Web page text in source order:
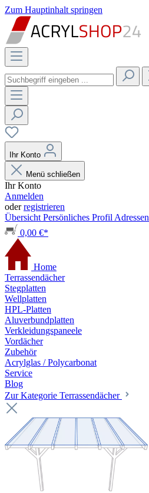
Zum Hauptinhalt springen
Ihr Konto
Menü schließen
Ihr Konto
Anmelden
oderregistrieren
Übersicht Persönliches Profil Adressen
0,00 €*
Home
Terrassendächer
Stegplatten
Wellplatten
HPL-Platten
Aluverbundplatten
Verkleidungspaneele
Vordächer
Zubehör
Acrylglas / Polycarbonat
Service
Blog
Zur Kategorie Terrassendächer